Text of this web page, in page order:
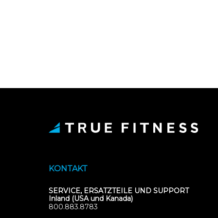
KONTAKT
SERVICE, ERSATZTEILE UND SUPPORT
Inland (USA und Kanada)
800.883.8783